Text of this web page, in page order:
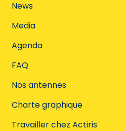
News
Media
Agenda
FAQ
Nos antennes
Charte graphique
Travailler chez Actiris